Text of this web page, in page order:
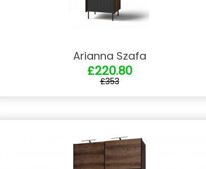
Arianna Szafa
£220.80
£353